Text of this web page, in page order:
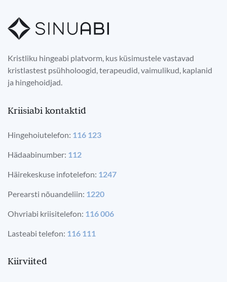
Kristliku hingeabi platvorm, kus küsimustele vastavad
kristlastest psühholoogid, terapeudid, vaimulikud, kaplanid
ja hingehoidjad.
Kriisiabi kontaktid
Hingehoiutelefon: 116 123
Hädaabinumber: 112
Häirekeskuse infotelefon: 1247
Perearsti nõuandeliin: 1220
Ohvriabi kriisitelefon: 116 006
Lasteabi telefon: 116 111
Kiirviited